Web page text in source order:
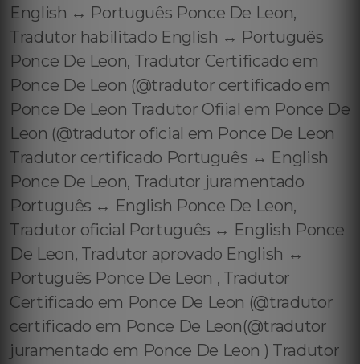
English ↔️ Português Ponce De Leon,
Tradutor habilitado English ↔️ Português
Ponce De Leon, Tradutor Certificado em
Ponce De Leon (@tradutor certificado em
Ponce De Leon Tradutor Ofiial em Ponce De
Leon (@tradutor oficial em Ponce De Leon
Tradutor certificado Português ↔️ English
Ponce De Leon, Tradutor juramentado
Português ↔️ English Ponce De Leon,
Tradutor oficial Português ↔️ English Ponce
De Leon, Tradutor aprovado English ↔️
Português Ponce De Leon , Tradutor
Certificado em Ponce De Leon (@tradutor
certificado em Ponce De Leon(@tradutor
juramentado em Ponce De Leon ) Tradutor